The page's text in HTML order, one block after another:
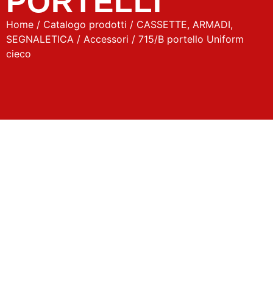
Home / Catalogo prodotti / CASSETTE, ARMADI,
SEGNALETICA / Accessori / 715/B portello Uniform
cieco